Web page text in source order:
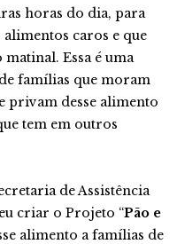
horas do dia, para
caros e que
Essa é uma
famílias que moram
privam desse alimento
tem em outros
de Assistência
criar o Projeto “Pão e
alimento a famílias de